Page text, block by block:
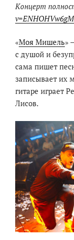
Концерт
«Моя Мишель»
с душой и
сама пишет
записывает их
гитаре играет
Лисов.